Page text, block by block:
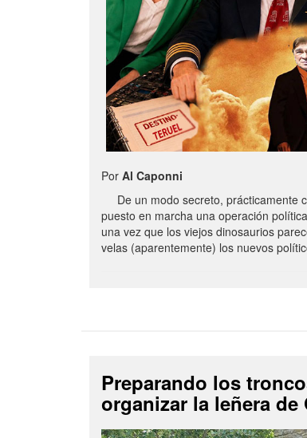
Por Al Caponni
De un modo secreto, prácticamente
puesto en marcha una operación
una vez que los viejos dinosaurios
velas (aparentemente) los nuevos
Preparando los
organizar la leñera de